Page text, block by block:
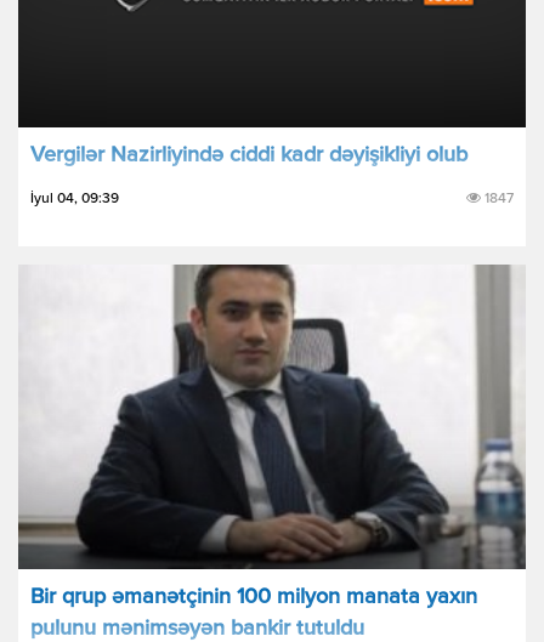
Vergilər Nazirliyində ciddi kadr dəyişikliyi olub
İyul 04, 09:39 1847
Bir qrup əmanətçinin 100 milyon manata yaxın
pulunu mənimsəyən bankir tutuldu